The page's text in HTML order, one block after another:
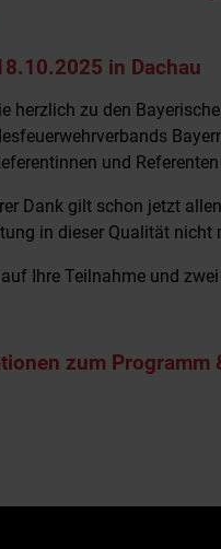
in Dachau
herzlich zu den
und
Dank gilt schon jetzt
in dieser Qualität nicht
Ihre Teilnahme und
zum Programm